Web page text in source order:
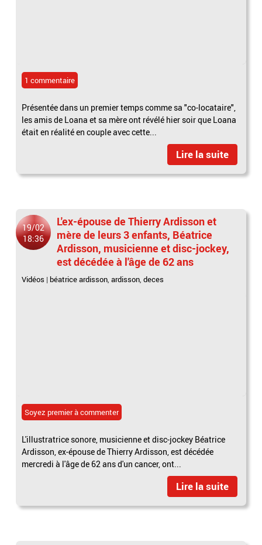
1 commentaire
Présentée dans un premier temps comme sa "co-locataire",
les amis de Loana et sa mère ont révélé hier soir que Loana
était en réalité en couple avec cette...
Lire la suite
19/02
18:36
L'ex-épouse de Thierry Ardisson et
mère de leurs 3 enfants, Béatrice
Ardisson, musicienne et disc-jockey,
est décédée à l'âge de 62 ans
Vidéos | béatrice ardisson,ardisson,deces
Soyez premier à commenter
L'illustratrice sonore, musicienne et disc-jockey Béatrice
Ardisson, ex-épouse de Thierry Ardisson, est décédée
mercredi à l'âge de 62 ans d'un cancer, ont...
Lire la suite